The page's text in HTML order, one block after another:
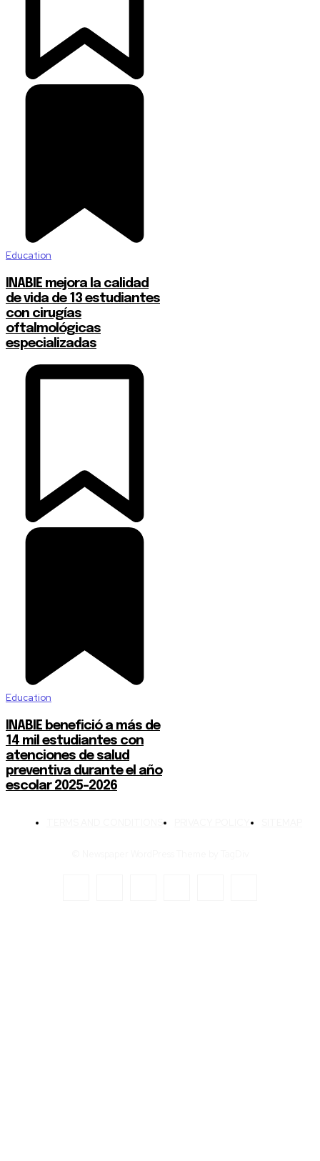
Education
INABIE mejora la calidad
de vida de 13 estudiantes
con cirugías
oftalmológicas
especializadas
Education
INABIE benefició a más de
14 mil estudiantes con
atenciones de salud
preventiva durante el año
escolar 2025-2026